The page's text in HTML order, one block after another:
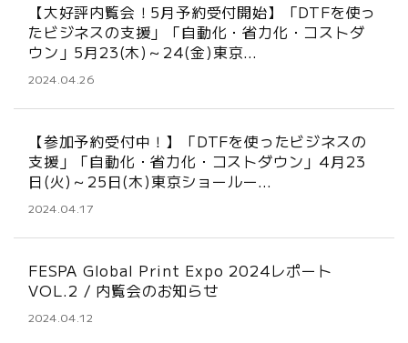
【大好評内覧会！5月予約受付開始】「DTFを使っ
たビジネスの支援」「自動化・省力化・コストダ
ウン」5月23(木)～24(金)東京…
2024.04.26
【参加予約受付中！】「DTFを使ったビジネスの
支援」「自動化・省力化・コストダウン」4月23
日(火)～25日(木)東京ショールー…
2024.04.17
FESPA Global Print Expo 2024レポート
VOL.2 / 内覧会のお知らせ
2024.04.12